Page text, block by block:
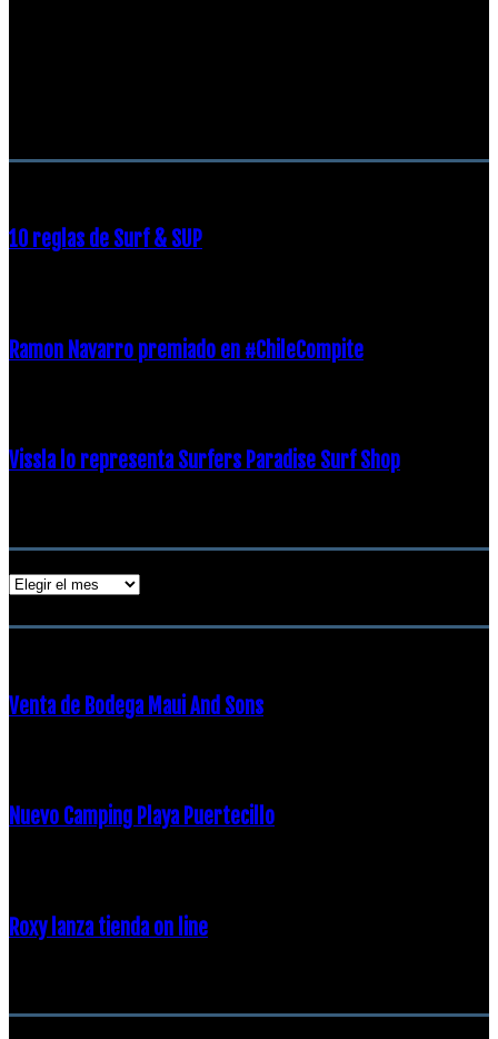
10 reglas de Surf & SUP
Ramon Navarro premiado en #ChileCompite
Vissla lo representa Surfers Paradise Surf Shop
Archivos
Venta de Bodega Maui And Sons
Nuevo Camping Playa Puertecillo
Roxy lanza tienda on line